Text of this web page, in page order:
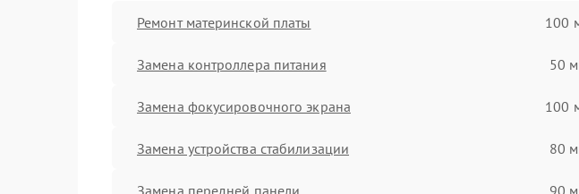
Ремонт материнской платы 100
Замена контроллера питания 50
Замена фокусировочного экрана 100
Замена устройства стабилизации 80
Замена передней панели 90